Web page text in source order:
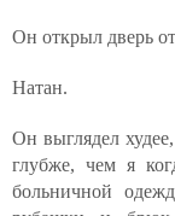
Он открыл дверь
Натан.
Он выглядел
глубже, чем я
больничной